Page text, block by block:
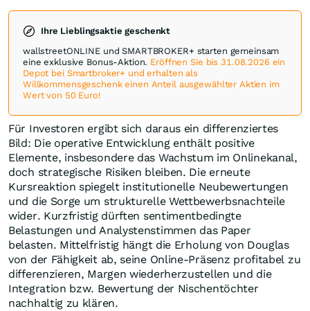
Ihre Lieblingsaktie geschenkt
wallstreetONLINE und SMARTBROKER+ starten gemeinsam
eine exklusive Bonus-Aktion. Eröffnen Sie bis 31.08.2026 ein
Depot bei Smartbroker+ und erhalten als
Willkommensgeschenk einen Anteil ausgewählter Aktien im
Wert von 50 Euro!
Für Investoren ergibt sich daraus ein differenziertes
Bild: Die operative Entwicklung enthält positive
Elemente, insbesondere das Wachstum im Onlinekanal,
doch strategische Risiken bleiben. Die erneute
Kursreaktion spiegelt institutionelle Neubewertungen
und die Sorge um strukturelle Wettbewerbsnachteile
wider. Kurzfristig dürften sentimentbedingte
Belastungen und Analystenstimmen das Paper
belasten. Mittelfristig hängt die Erholung von Douglas
von der Fähigkeit ab, seine Online-Präsenz profitabel zu
differenzieren, Margen wiederherzustellen und die
Integration bzw. Bewertung der Nischentöchter
nachhaltig zu klären.